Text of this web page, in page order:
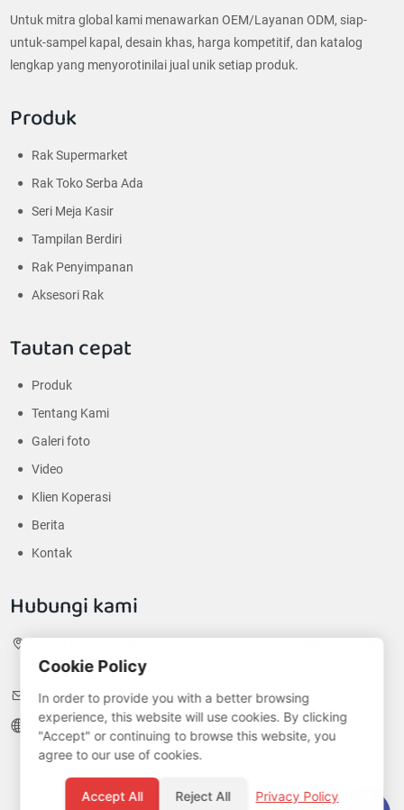
Untuk mitra global kami menawarkan OEM/Layanan ODM, siap-
untuk-sampel kapal, desain khas, harga kompetitif, dan katalog
lengkap yang menyorotinilai jual unik setiap produk.
Produk
Rak Supermarket
Rak Toko Serba Ada
Seri Meja Kasir
Tampilan Berdiri
Rak Penyimpanan
Aksesori Rak
Tautan cepat
Produk
Tentang Kami
Galeri foto
Video
Klien Koperasi
Berita
Kontak
Hubungi kami
No. 2, Fuqiang Road, Jinhu Economic Development New
District, Huai 'an City, Jiangsu Province, China
E-surat:nico@jyhshelf.com
Situs web:jyhshelf.com
Cookie Policy
In order to provide you with a better browsing
experience, this website will use cookies. By clicking
"Accept" or continuing to browse this website, you
agree to our use of cookies.
Accept All Reject All Privacy Policy